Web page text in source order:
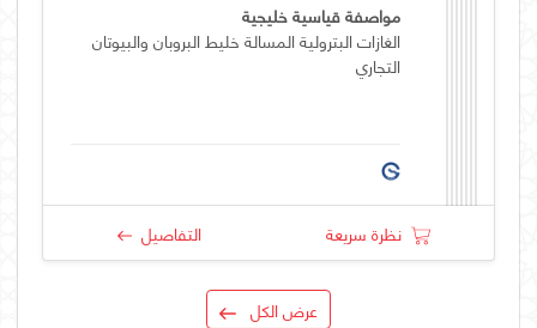
مواصفة قياسية خليجية
الغازات البترولية المسالة خليط البروبان والبيوتان
التجاري
نظرة سريعة التفاصيل
عرض الكل